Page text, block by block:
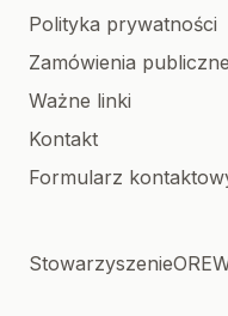
Polityka prywatności
Zamówienia publiczne
Ważne linki
Kontakt
Formularz
Stowarzyszenie